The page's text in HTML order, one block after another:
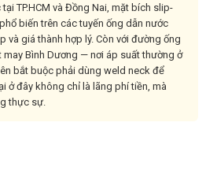
TP.HCM và Đồng Nai, mặt bích slip-
biến trên các tuyến ống dẫn nước
và giá thành hợp lý. Còn với đường ống
Bình Dương — nơi áp suất thường ở
bắt buộc phải dùng weld neck để
ở đây không chỉ là lãng phí tiền, mà
thực sự.